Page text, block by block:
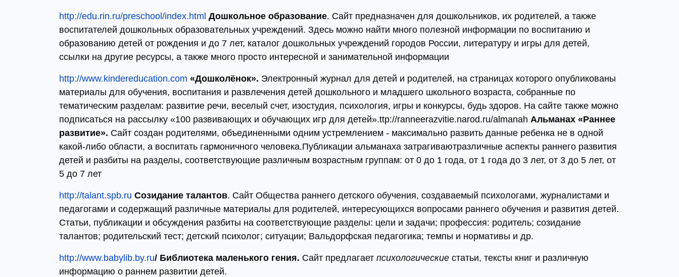
http://edu.rin.ru/preschool/index.html Дошкольное образование. Сайт предназначен для дошкольников, их родителей, а также
воспитателей дошкольных образовательных учреждений. Здесь можно найти много полезной информации по воспитанию и
образованию детей от рождения и до 7 лет, каталог дошкольных учреждений городов России, литературу и игры для детей,
ссылки на другие ресурсы, а также много просто интересной и занимательной информации
http://www.kindereducation.com «Дошколёнок». Электронный журнал для детей и родителей, на страницах которого опубликованы
материалы для обучения, воспитания и развлечения детей дошкольного и младшего школьного возраста, собранные по
тематическим разделам: развитие речи, веселый счет, изостудия, психология, игры и конкурсы, будь здоров. На сайте также можно
подписаться на рассылку «100 развивающих и обучающих игр для детей».ttp://ranneerazvitie.narod.ru/almanah Альманах «Раннее
развитие». Сайт создан родителями, объединенными одним устремлением - максимально развить данные ребенка не в одной
какой-либо области, а воспитать гармоничного человека.Публикации альманаха затрагиваютразличные аспекты раннего развития
детей и разбиты на разделы, соответствующие различным возрастным группам: от 0 до 1 года, от 1 года до 3 лет, от 3 до 5 лет, от
5 до 7 лет
http://talant.spb.ru Созидание талантов. Сайт Общества раннего детского обучения, создаваемый психологами, журналистами и
педагогами и содержащий различные материалы для родителей, интересующихся вопросами раннего обучения и развития детей.
Статьи, публикации и обсуждения разбиты на соответствующие разделы: цели и задачи; профессия: родитель; созидание
талантов; родительский тест; детский психолог; ситуации; Вальдорфская педагогика; темпы и нормативы и др.
http://www.babylib.by.ru/ Библиотека маленького гения. Сайт предлагает психологические статьи, тексты книг и различную
информацию о раннем развитии детей.